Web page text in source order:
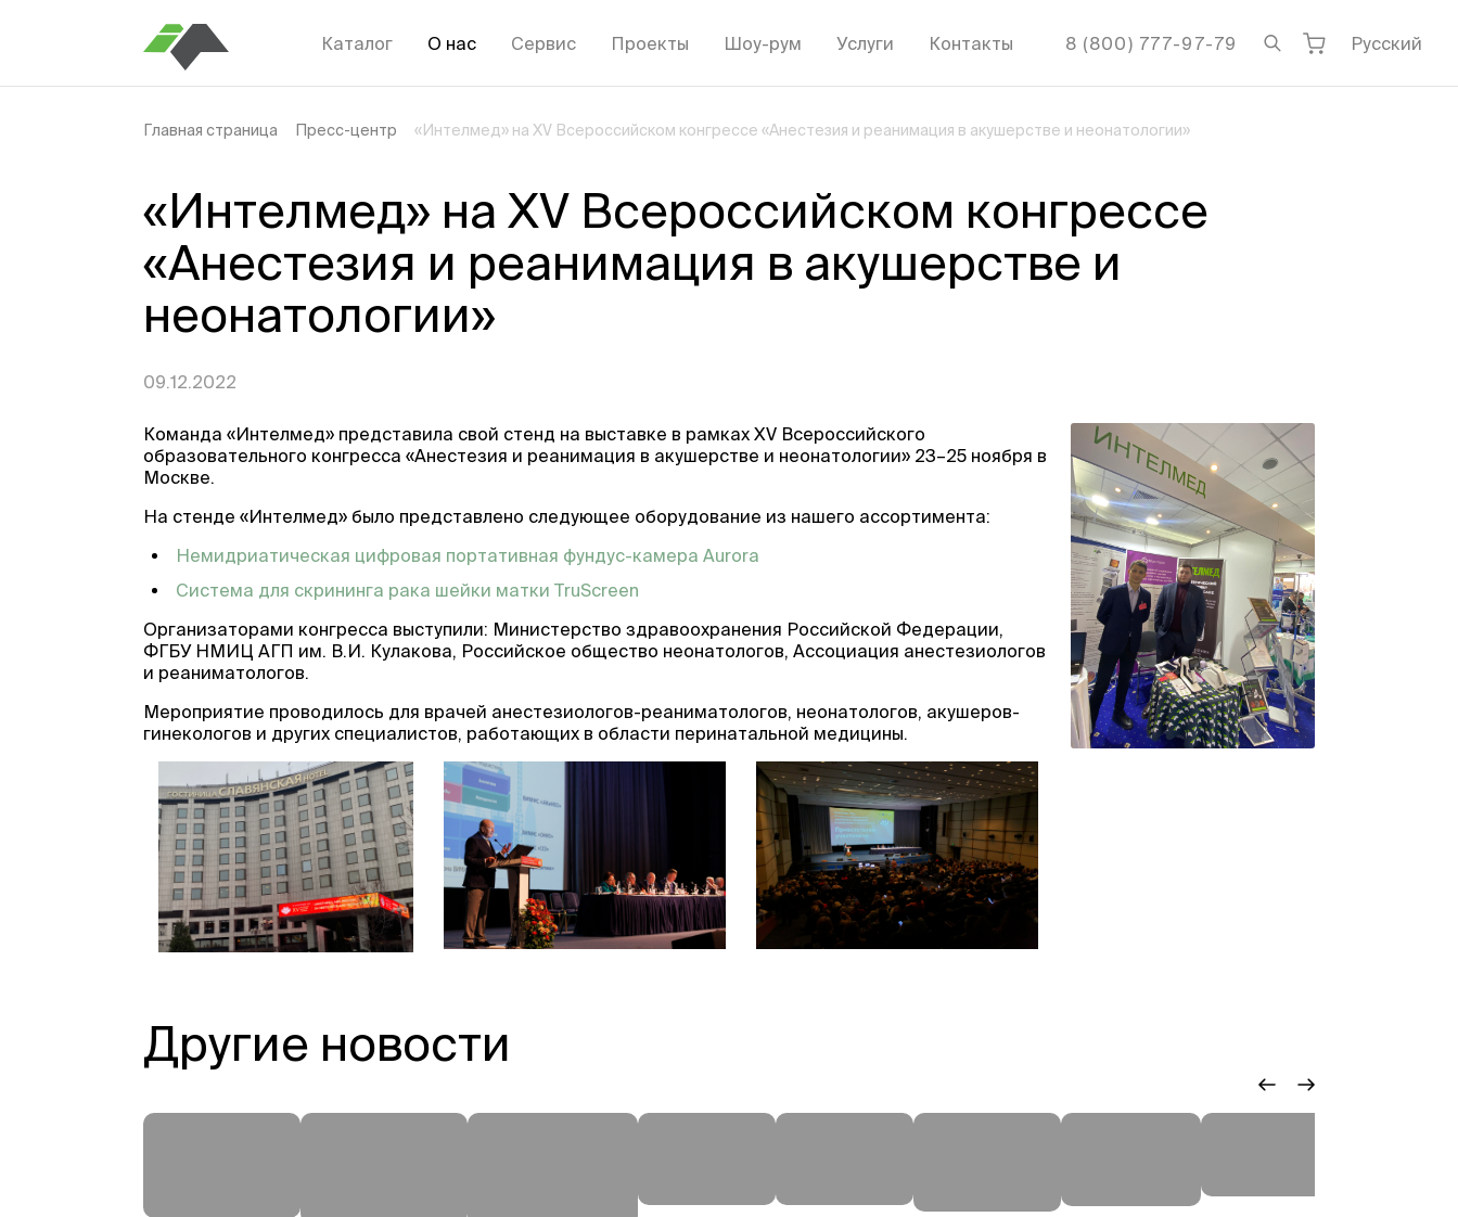
Каталог О нас Сервис Проекты Шоу-рум Услуги Контакты 8 (800) 777-97-79 Русский
Главная страница Пресс-центр «Интелмед» на XV Всероссийском конгрессе «Анестезия и реанимация в акушерстве и неонатологии»
«Интелмед» на XV Всероссийском конгрессе
«Анестезия и реанимация в акушерстве и
неонатологии»
09.12.2022
Команда «Интелмед» представила свой стенд на выставке в рамках XV Всероссийского
образовательного конгресса «Анестезия и реанимация в акушерстве и неонатологии» 23–25 ноября в
Москве.
На стенде «Интелмед» было представлено следующее оборудование из нашего ассортимента:
Немидриатическая цифровая портативная фундус-камера Aurora
Система для скрининга рака шейки матки TruScreen
Организаторами конгресса выступили: Министерство здравоохранения Российской Федерации,
ФГБУ НМИЦ АГП им. В.И. Кулакова, Российское общество неонатологов, Ассоциация анестезиологов
и реаниматологов.
Мероприятие проводилось для врачей анестезиологов-реаниматологов, неонатологов, акушеров-
гинекологов и других специалистов, работающих в области перинатальной медицины.
Другие новости